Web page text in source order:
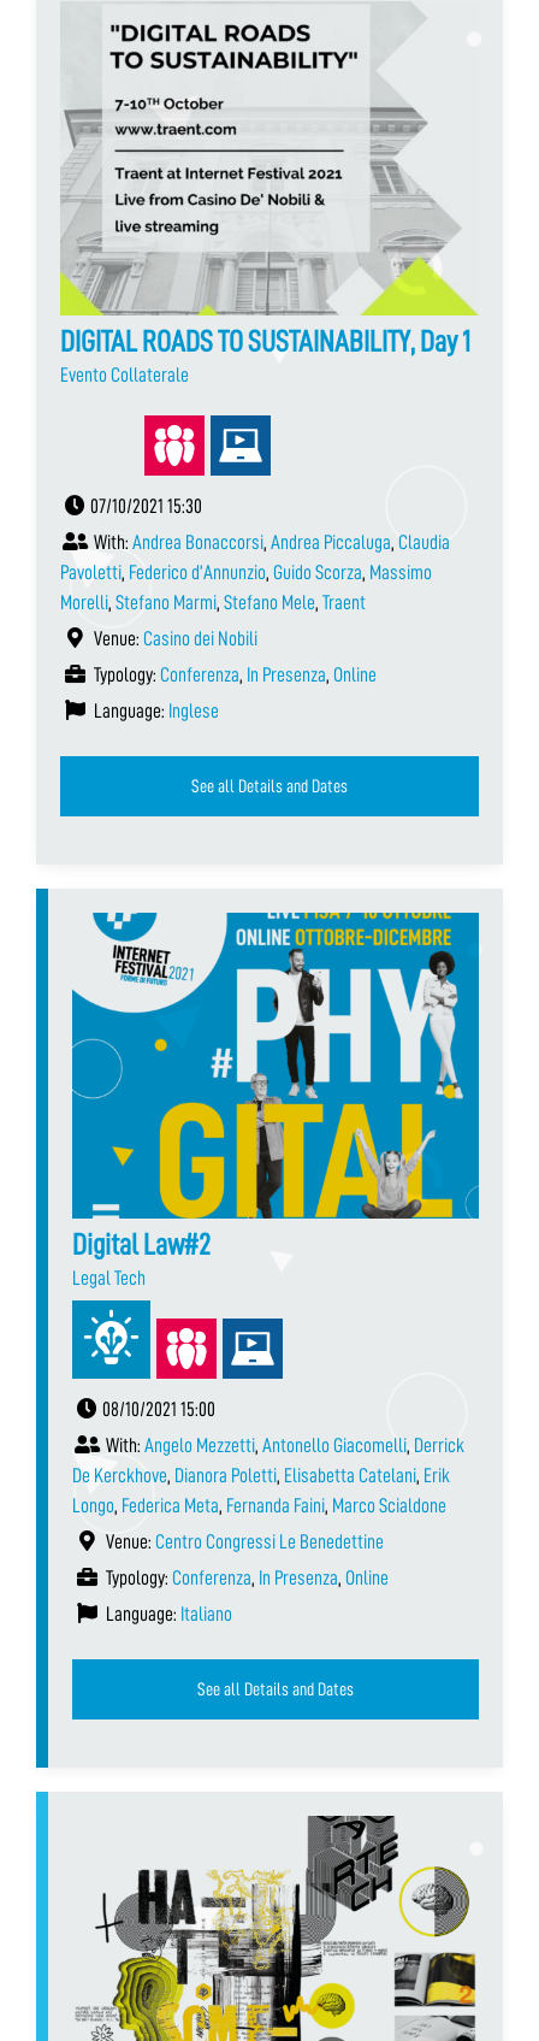
DIGITAL ROADS TO SUSTAINABILITY, Day 1
Evento Collaterale
07/10/2021 15:30
With: Andrea Bonaccorsi, Andrea Piccaluga, Claudia
Pavoletti, Federico d’Annunzio, Guido Scorza, Massimo
Morelli, Stefano Marmi, Stefano Mele, Traent
Venue: Casino dei Nobili
Typology: Conferenza, In Presenza, Online
Language: Inglese
See all Details and Dates
Digital Law#2
Legal Tech
08/10/2021 15:00
With: Angelo Mezzetti, Antonello Giacomelli, Derrick
De Kerckhove, Dianora Poletti, Elisabetta Catelani, Erik
Longo, Federica Meta, Fernanda Faini, Marco Scialdone
Venue: Centro Congressi Le Benedettine
Typology: Conferenza, In Presenza, Online
Language: Italiano
See all Details and Dates